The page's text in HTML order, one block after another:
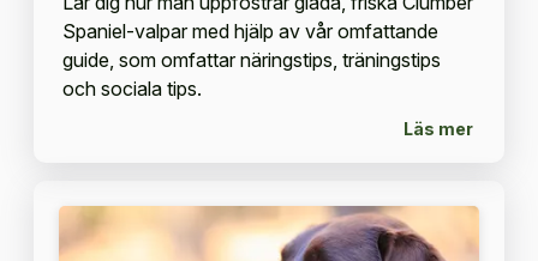
Spaniel-valpar med hjälp av vår omfattande
guide, som omfattar näringstips, träningstips
och sociala tips.
Läs mer